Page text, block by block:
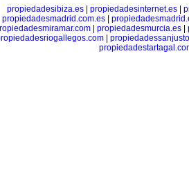
propiedadesibiza.es
propiedadesinternet.es
propiedadesmadrid.com.es
propiedadesmurcia.es
|